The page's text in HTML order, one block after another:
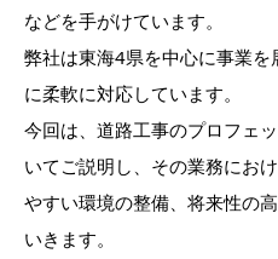
などを手がけています。
弊社は東海4県を中心に事業
に柔軟に対応しています。
今回は、道路工事のプロフェ
いてご説明し、その業務にお
やすい環境の整備、将来性の
いきます。